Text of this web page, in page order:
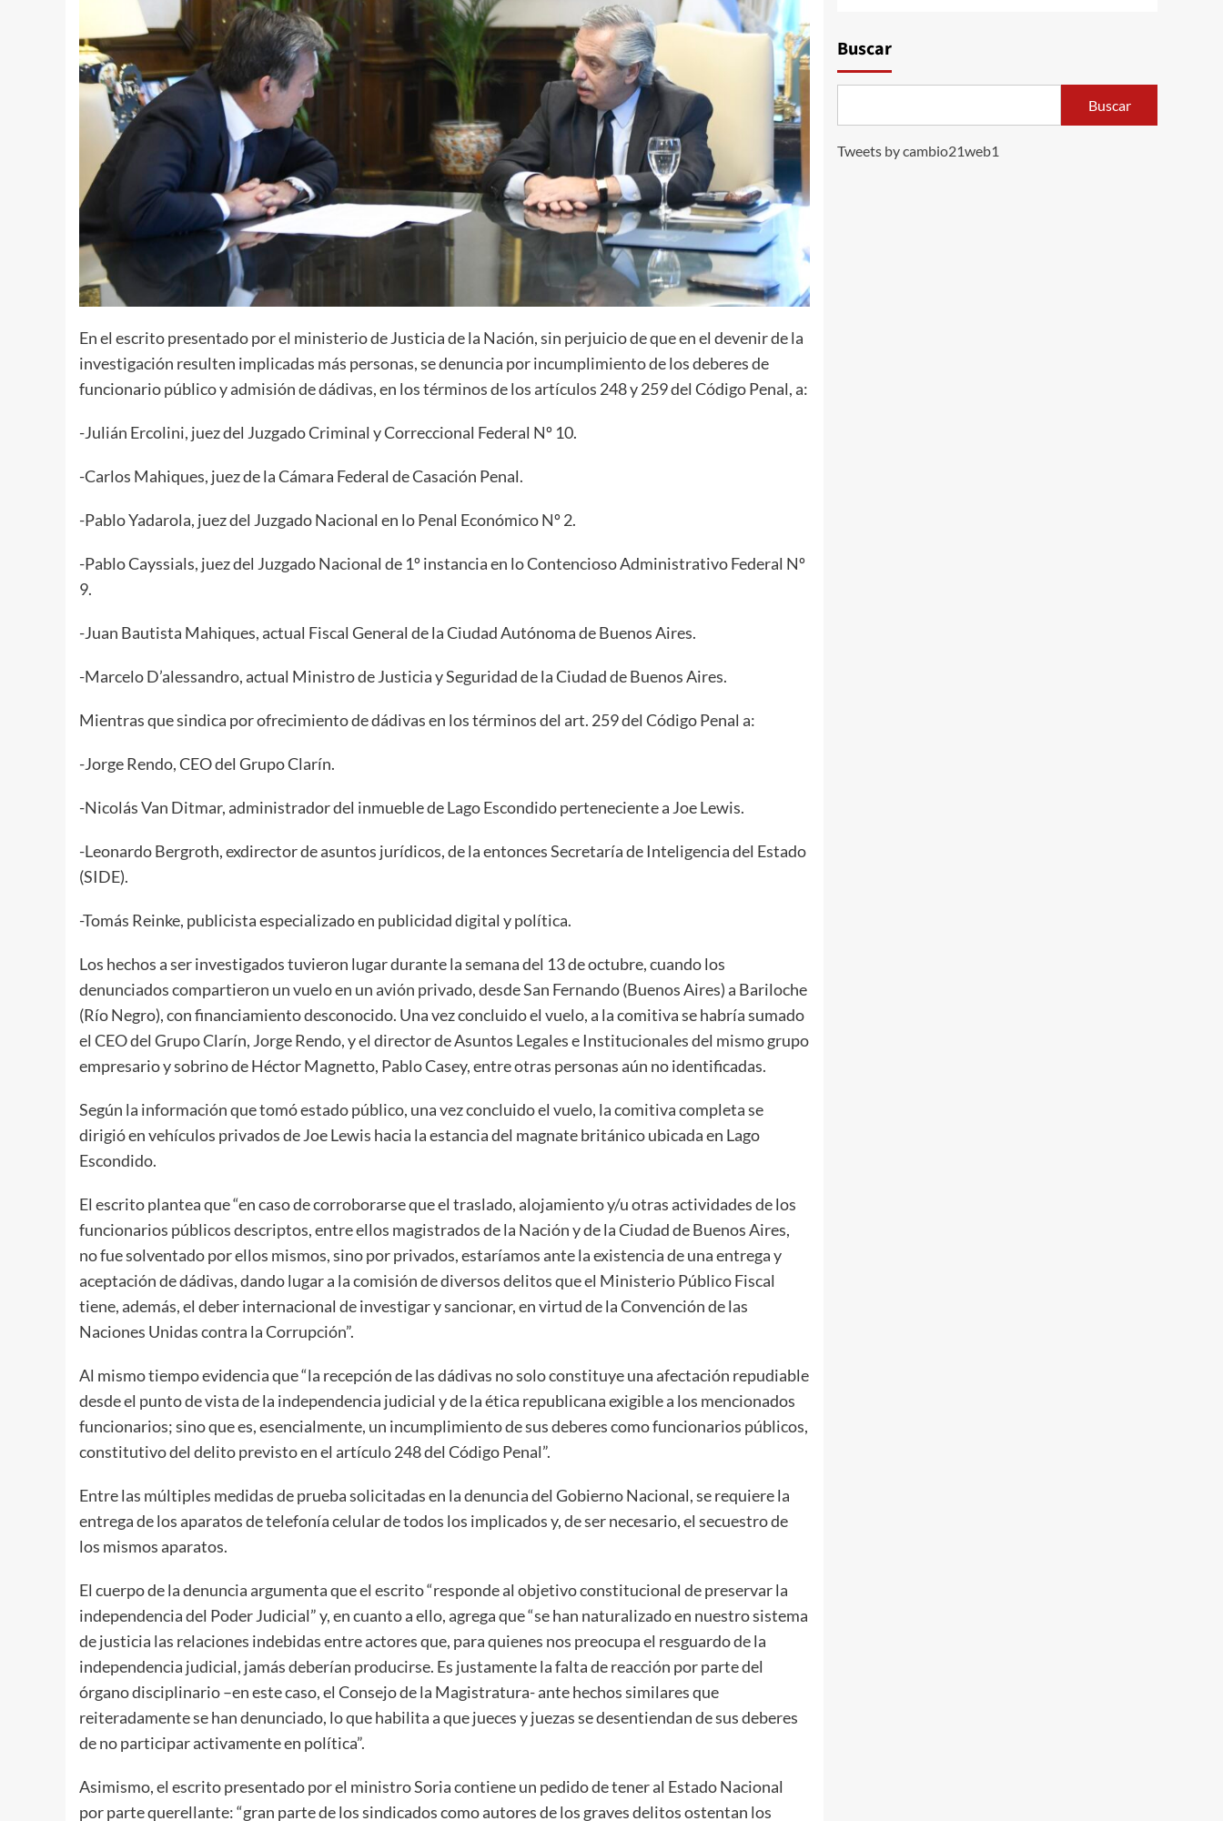
En el escrito presentado por el ministerio de Justicia de la Nación, sin perjuicio de que en el devenir de la
investigación resulten implicadas más personas, se denuncia por incumplimiento de los deberes de
funcionario público y admisión de dádivas, en los términos de los artículos 248 y 259 del Código Penal, a:
-Julián Ercolini, juez del Juzgado Criminal y Correccional Federal Nº 10.
-Carlos Mahiques, juez de la Cámara Federal de Casación Penal.
-Pablo Yadarola, juez del Juzgado Nacional en lo Penal Económico Nº 2.
-Pablo Cayssials, juez del Juzgado Nacional de 1º instancia en lo Contencioso Administrativo Federal Nº
9.
-Juan Bautista Mahiques, actual Fiscal General de la Ciudad Autónoma de Buenos Aires.
-Marcelo D’alessandro, actual Ministro de Justicia y Seguridad de la Ciudad de Buenos Aires.
Mientras que sindica por ofrecimiento de dádivas en los términos del art. 259 del Código Penal a:
-Jorge Rendo, CEO del Grupo Clarín.
-Nicolás Van Ditmar, administrador del inmueble de Lago Escondido perteneciente a Joe Lewis.
-Leonardo Bergroth, exdirector de asuntos jurídicos, de la entonces Secretaría de Inteligencia del Estado
(SIDE).
-Tomás Reinke, publicista especializado en publicidad digital y política.
Los hechos a ser investigados tuvieron lugar durante la semana del 13 de octubre, cuando los
denunciados compartieron un vuelo en un avión privado, desde San Fernando (Buenos Aires) a Bariloche
(Río Negro), con financiamiento desconocido. Una vez concluido el vuelo, a la comitiva se habría sumado
el CEO del Grupo Clarín, Jorge Rendo, y el director de Asuntos Legales e Institucionales del mismo grupo
empresario y sobrino de Héctor Magnetto, Pablo Casey, entre otras personas aún no identificadas.
Según la información que tomó estado público, una vez concluido el vuelo, la comitiva completa se
dirigió en vehículos privados de Joe Lewis hacia la estancia del magnate británico ubicada en Lago
Escondido.
El escrito plantea que “en caso de corroborarse que el traslado, alojamiento y/u otras actividades de los
funcionarios públicos descriptos, entre ellos magistrados de la Nación y de la Ciudad de Buenos Aires,
no fue solventado por ellos mismos, sino por privados, estaríamos ante la existencia de una entrega y
aceptación de dádivas, dando lugar a la comisión de diversos delitos que el Ministerio Público Fiscal
tiene, además, el deber internacional de investigar y sancionar, en virtud de la Convención de las
Naciones Unidas contra la Corrupción”.
Al mismo tiempo evidencia que “la recepción de las dádivas no solo constituye una afectación repudiable
desde el punto de vista de la independencia judicial y de la ética republicana exigible a los mencionados
funcionarios; sino que es, esencialmente, un incumplimiento de sus deberes como funcionarios públicos,
constitutivo del delito previsto en el artículo 248 del Código Penal”.
Entre las múltiples medidas de prueba solicitadas en la denuncia del Gobierno Nacional, se requiere la
entrega de los aparatos de telefonía celular de todos los implicados y, de ser necesario, el secuestro de
los mismos aparatos.
El cuerpo de la denuncia argumenta que el escrito “responde al objetivo constitucional de preservar la
independencia del Poder Judicial” y, en cuanto a ello, agrega que “se han naturalizado en nuestro sistema
de justicia las relaciones indebidas entre actores que, para quienes nos preocupa el resguardo de la
independencia judicial, jamás deberían producirse. Es justamente la falta de reacción por parte del
órgano disciplinario –en este caso, el Consejo de la Magistratura- ante hechos similares que
reiteradamente se han denunciado, lo que habilita a que jueces y juezas se desentiendan de sus deberes
de no participar activamente en política”.
Asimismo, el escrito presentado por el ministro Soria contiene un pedido de tener al Estado Nacional
por parte querellante: “gran parte de los sindicados como autores de los graves delitos ostentan los
Buscar
Buscar
Tweets by cambio21web1